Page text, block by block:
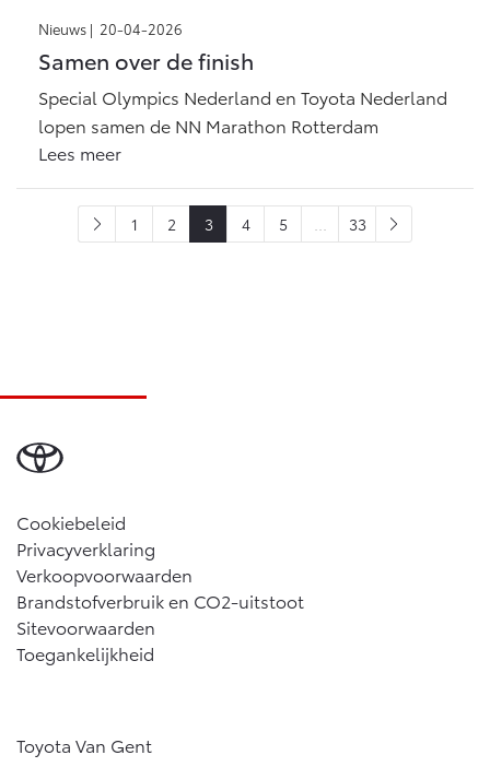
Nieuws | 20-04-2026
Samen over de finish
Special Olympics Nederland en Toyota Nederland
lopen samen de NN Marathon Rotterdam
Lees meer
1 2 3 4 5 ... 33
Cookiebeleid
Privacyverklaring
Verkoopvoorwaarden
Brandstofverbruik en CO2-uitstoot
Sitevoorwaarden
Toegankelijkheid
Toyota Van Gent